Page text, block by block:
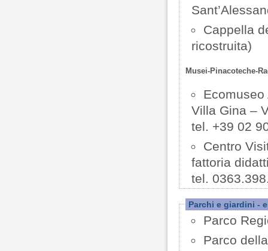
Cappella
ricostruita)
Musei-Pinacoteche-
Villa Gina –
tel. +39 02
Centro
fattoria
tel.
Parchi e giardini -
Parco
Parco